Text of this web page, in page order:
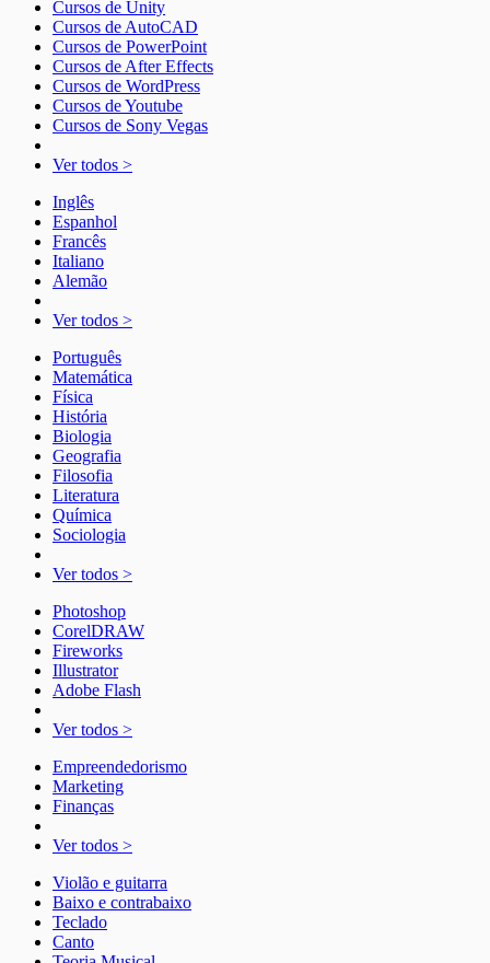
Cursos de Unity
Cursos de AutoCAD
Cursos de PowerPoint
Cursos de After Effects
Cursos de WordPress
Cursos de Youtube
Cursos de Sony Vegas
Ver todos >
Inglês
Espanhol
Francês
Italiano
Alemão
Ver todos >
Português
Matemática
Física
História
Biologia
Geografia
Filosofia
Literatura
Química
Sociologia
Ver todos >
Photoshop
CorelDRAW
Fireworks
Illustrator
Adobe Flash
Ver todos >
Empreendedorismo
Marketing
Finanças
Ver todos >
Violão e guitarra
Baixo e contrabaixo
Teclado
Canto